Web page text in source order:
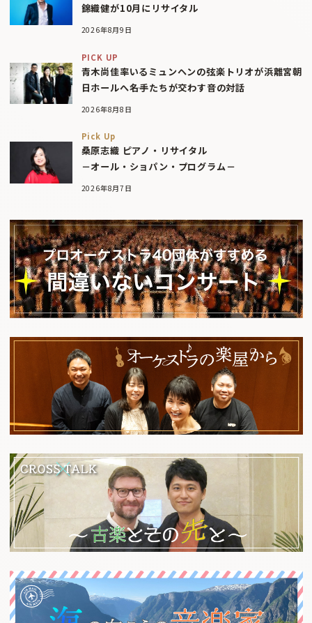
錦織健が10月にリサイタル
2026年8月9日
PICK UP
青木尚佳率いるミュンヘンの弦楽トリオが浜離宮朝
日ホールへ――名手たちが交わす音の対話
2026年8月8日
Pick Up
桑原志織 ピアノ・リサイタル
－オール・ショパン・プログラム－
2026年8月7日